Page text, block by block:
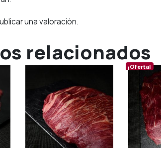
una valoración.
relacionados
¡Oferta!